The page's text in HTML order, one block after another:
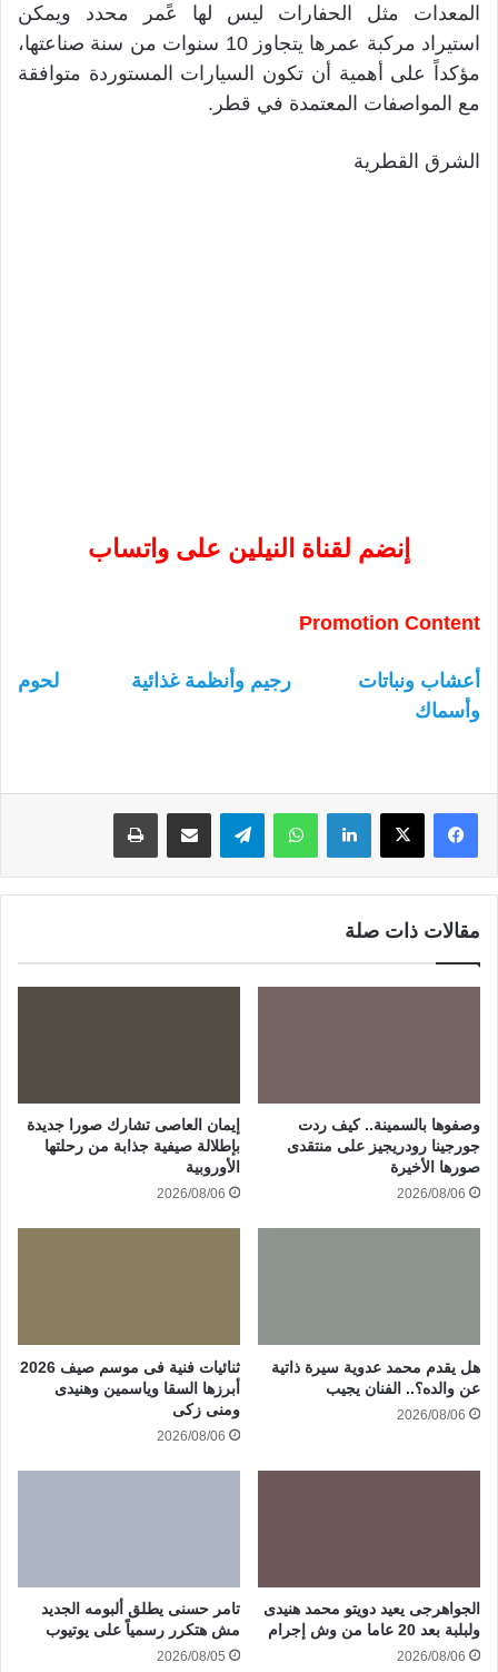
المعدات مثل الحفارات ليس لها عًمر محدد ويمكن
استيراد مركبة عمرها يتجاوز 10 سنوات من سنة صناعتها،
مؤكداً على أهمية أن تكون السيارات المستوردة متوافقة
مع المواصفات المعتمدة في قطر.
الشرق القطرية
إنضم لقناة النيلين على واتساب
Promotion Content
أعشاب ونباتات رجيم وأنظمة غذائية
لحوم
وأسماك
لينكدإن واتساب
مقالات ذات صلة
وصفوها بالسمينة.. كيف ردت
جورجينا رودريجيز على منتقدى
صورها الأخيرة
2026/08/06
إيمان العاصى تشارك صورا جديدة
بإطلالة صيفية جذابة من رحلتها
الأوروبية
2026/08/06
هل يقدم محمد عدوية سيرة ذاتية
عن والده؟.. الفنان يجيب
2026/08/06
ثنائيات فنية فى موسم صيف 2026
أبرزها السقا وياسمين وهنيدى
ومنى زكى
2026/08/06
الجواهرجى يعيد دويتو محمد هنيدى
ولبلبة بعد 20 عاما من وش إجرام
2026/08/06
تامر حسنى يطلق ألبومه الجديد
مش هتكرر رسمياً على يوتيوب
2026/08/05